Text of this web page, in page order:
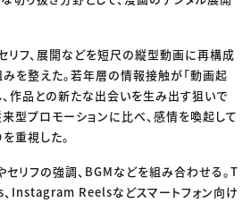
リフ、展開などを短尺の縦型動画に再構成
を整えた。若年層の情報接触が「動画起
作品との新たな出会いを生み出す狙いで
型プロモーションに比べ、感情を喚起して
重視した。
リフの強調、BGMなどを組み合わせる。T
Instagram Reelsなどスマートフォン向け